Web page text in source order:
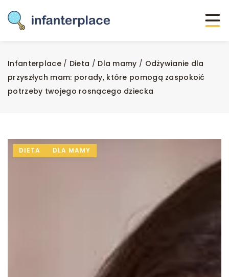
Infanterplace/ Dieta / Dla mamy / Odżywianie dla
przyszłych mam: porady, które pomogą zaspokoić
potrzeby twojego rosnącego dziecka
DIETA DLA MAMY